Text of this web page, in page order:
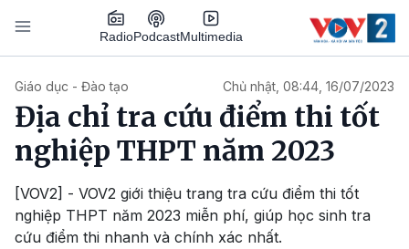
Nhảy đến nội dung
RadioPodcastMultimedia
Giáo dục - Đào tạo Chủ nhật, 08:44, 16/07/2023
Địa chỉ tra cứu điểm thi tốt
nghiệp THPT năm 2023
[VOV2] - VOV2 giới thiệu trang tra cứu điểm thi tốt
nghiệp THPT năm 2023 miễn phí, giúp học sinh tra
cứu điểm thi nhanh và chính xác nhất.